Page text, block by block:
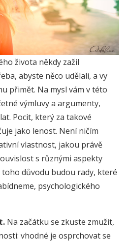
života někdy zažil
abyste něco udělali, a vy
přimět. Na mysl vám v této
výmluvy a argumenty,
Pocit, který za takové
jako lenost. Není ničím
vlastnost, jakou právě
s různými aspekty
toho důvodu budou rady, které
psychologického
Na začátku se zkuste zmužit,
vhodné je osprchovat se